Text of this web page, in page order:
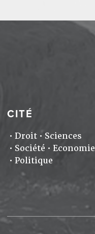
CITÉ
Droit
Sciences
Société
Economie
Politique